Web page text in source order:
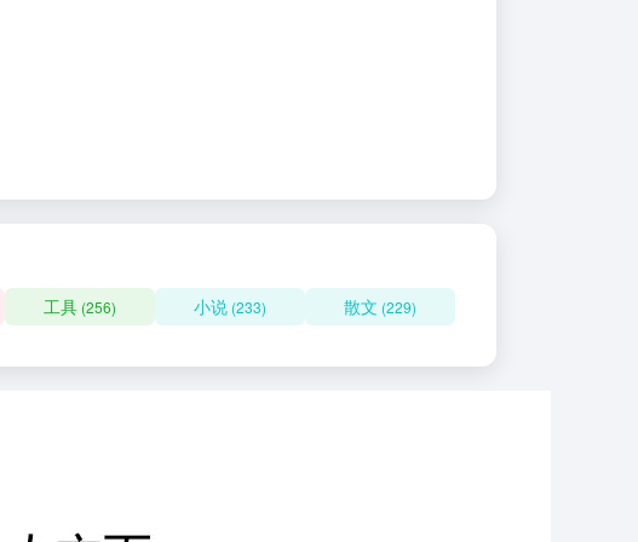
工具(256) 小说(233) 散文 (229)